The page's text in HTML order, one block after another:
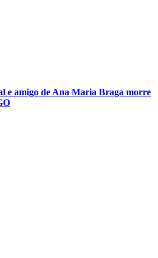
e amigo de Ana Maria Braga morre